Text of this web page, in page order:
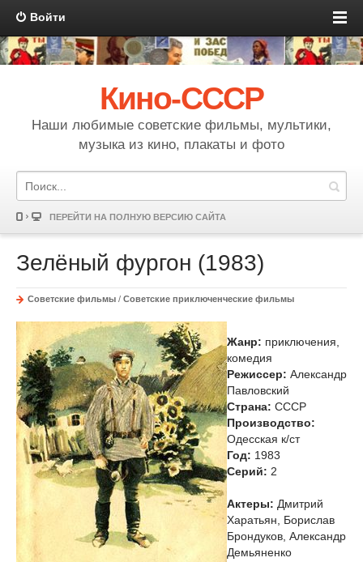
Войти
Кино-СССР
Наши любимые советские фильмы, мультики,
музыка из кино, плакаты и фото
ПЕРЕЙТИ НА ПОЛНУЮ ВЕРСИЮ САЙТА
Зелёный фургон (1983)
Советские фильмы / Советские приключенческие фильмы
Жанр: приключения,
комедия
Режиссер: Александр
Павловский
Страна: СССР
Производство:
Одесская к/ст
Год: 1983
Cерий: 2
Актеры: Дмитрий
Харатьян, Борислав
Брондуков, Александр
Демьяненко